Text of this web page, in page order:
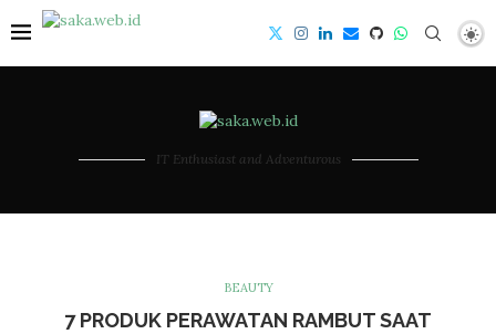
IT Enthusiast and Adventurous
BEAUTY
7 PRODUK PERAWATAN RAMBUT SAAT